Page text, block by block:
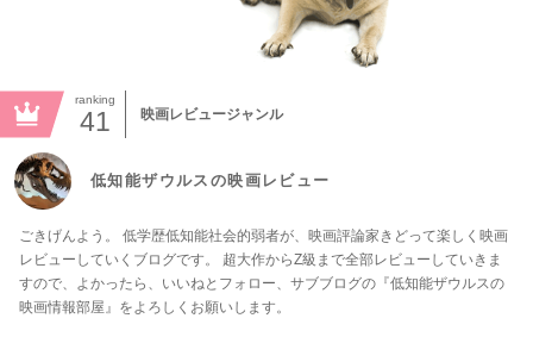
ranking
41 映画レビュージャンル
低知能ザウルスの映画レビュー
ごきげんよう。 低学歴低知能社会的弱者が、映画評論家きどって楽しく映画
レビューしていくブログです。 超大作からZ級まで全部レビューしていきま
すので、よかったら、いいねとフォロー、サブブログの『低知能ザウルスの
映画情報部屋』をよろしくお願いします。